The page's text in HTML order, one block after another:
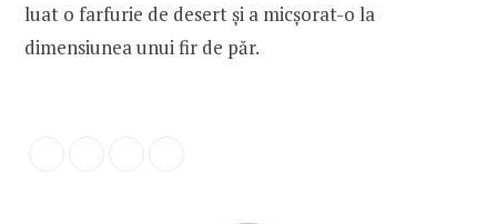
luat o farfurie de desert și a micșorat-o la
dimensiunea unui fir de păr.